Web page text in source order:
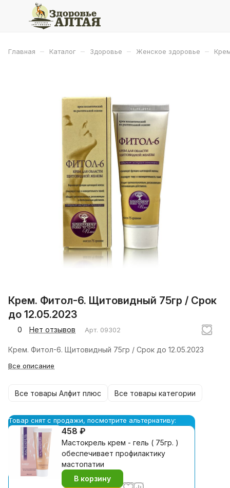
Главная – Каталог – Здоровье – Женское здоровье –
Крем. Фитол-6. Щитовидный 75гр / Срок
до 12.05.2023
0 Нет отзывов Арт. 09302
Крем. Фитол-6. Щитовидный 75гр / Срок до 12.05.2023
Все описание
Все товары Алфит плюс Все товары категории
Товар снят с продажи, посмотрите альтернативу:
458 ₽
Мастокрель крем - гель ( 75гр. )
обеспечивает профилактику
мастопатии
В корзину